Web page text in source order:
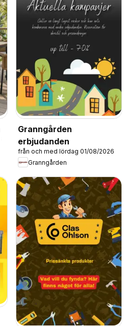
Granngården
erbjudanden
från och med lördag 01/08/2026
Granngården